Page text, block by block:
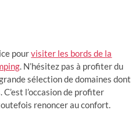
pourvisiter les bords de la
. N’hésitez pas à profiter du
sélection de domaines dont
l’occasion de profiter
renoncer au confort.